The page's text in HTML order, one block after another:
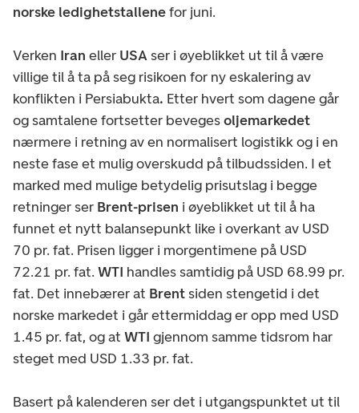
norske ledighetstallenefor juni.
Verken Iran eller USAser i øyeblikket ut til å være
villige til å ta på seg risikoen for ny eskalering av
konflikten i Persiabukta. Etter hvert som dagene går
og samtalene fortsetter bevegesoljemarkedet
nærmere i retning av en normalisert logistikk og i en
neste fase et mulig overskudd på tilbudssiden. I et
marked med mulige betydelig prisutslag i begge
retninger ser Brent-prisen i øyeblikket ut til å ha
funnet et nytt balansepunkt like i overkant av USD
70 pr. fat. Prisen ligger i morgentimene på USD
72.21 pr. fat. WTI handles samtidig på USD 68.99 pr.
fat. Det innebærer at Brentsiden stengetid i det
norske markedet i går ettermiddag er opp med USD
1.45 pr. fat, og at WTI gjennom samme tidsrom har
steget med USD 1.33 pr. fat.
Basert på kalenderen ser det i utgangspunktet ut til